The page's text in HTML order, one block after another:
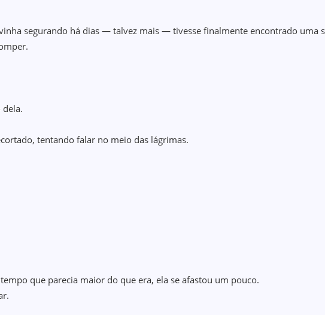
segurando há dias — talvez mais — tivesse finalmente encontrado uma
tentando falar no meio das lágrimas.
que parecia maior do que era, ela se afastou um pouco.